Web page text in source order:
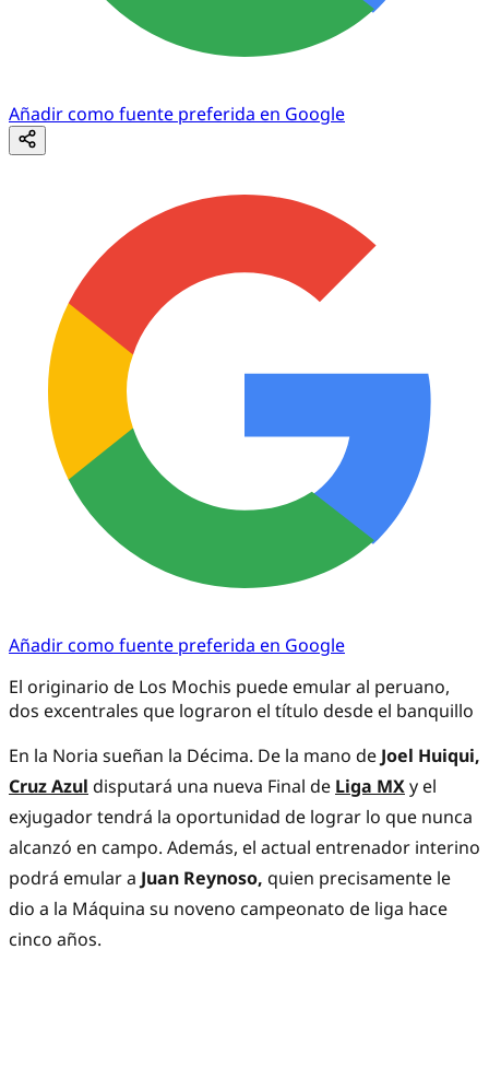
Añadir como fuente preferida en Google
Añadir como fuente preferida en Google
El originario de Los Mochis puede emular al peruano,
dos excentrales que lograron el título desde el banquillo
En la Noria sueñan la Décima. De la mano de Joel Huiqui,
Cruz Azul disputará una nueva Final de Liga MXy el
exjugador tendrá la oportunidad de lograr lo que nunca
alcanzó en campo. Además, el actual entrenador interino
podrá emular a Juan Reynoso, quien precisamente le
dio a la Máquina su noveno campeonato de liga hace
cinco años.